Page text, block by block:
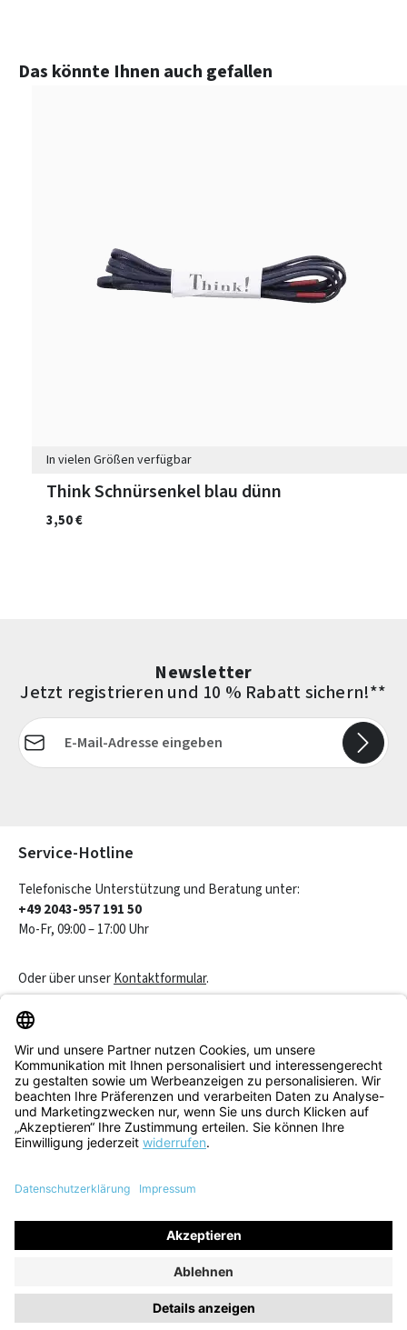
Produktgalerie überspringen
Das könnte Ihnen auch gefallen
In vielen Größen verfügbar
Think Schnürsenkel blau dünn
3,50 €
Newsletter
Jetzt registrieren und 10 % Rabatt sichern!**
E-Mail-Adresse*
Service-Hotline
Telefonische Unterstützung und Beratung unter:
+49 2043-957 191 50
Mo-Fr, 09:00 – 17:00 Uhr
Oder über unserKontaktformular.
Service & Beratung
Informationen
© 2026 Think! Store
Alle Preise inkl. gesetzl. Mehrwertsteuer zzgl.
ggf. Nachnahmegebühren, wenn nicht anders angegeben.